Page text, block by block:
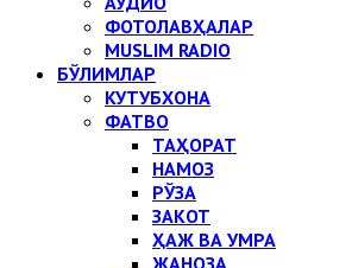
ФОТОЛАВҲАЛАР
MUSLIM RADIO
БЎЛИМЛАР
КУТУБХОНА
ФАТВО
ТАҲОРАТ
НАМОЗ
РЎЗА
ЗАКОТ
ҲАЖ ВА УМРА
ЖАНОЗА